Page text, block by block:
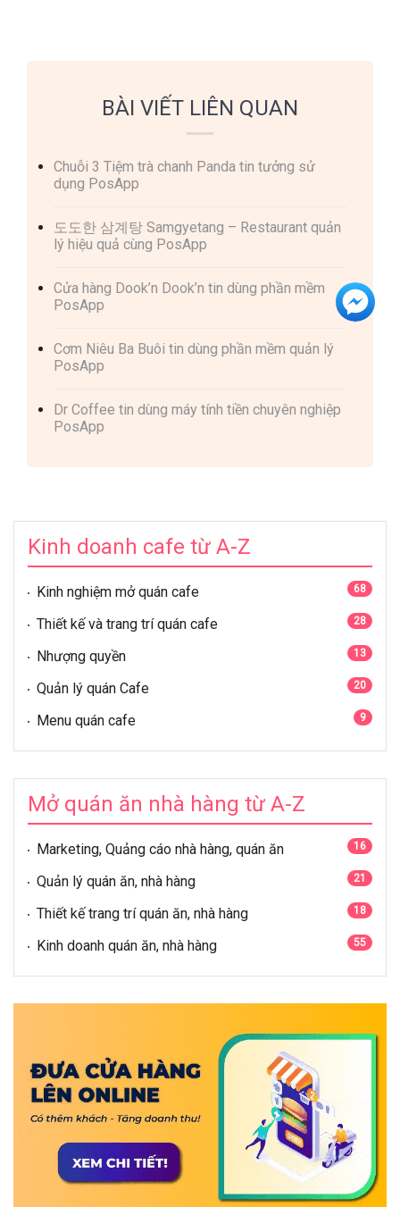
BÀI VIẾT LIÊN QUAN
Chuỗi 3 Tiệm trà chanh Panda tin tưởng sử
dụng PosApp
도도한 삼계탕 Samgyetang – Restaurant quản
lý hiệu quả cùng PosApp
Cửa hàng Dook’n Dook’n tin dùng phần mềm
PosApp
Cơm Niêu Ba Buôi tin dùng phần mềm quản lý
PosApp
Dr Coffee tin dùng máy tính tiền chuyên nghiệp
PosApp
Kinh doanh cafe từ A-Z
Kinh nghiệm mở quán cafe 68
Thiết kế và trang trí quán cafe 28
Nhượng quyền 13
Quản lý quán Cafe 20
Menu quán cafe 9
Mở quán ăn nhà hàng từ A-Z
Marketing, Quảng cáo nhà hàng, quán ăn 16
Quản lý quán ăn, nhà hàng 21
Thiết kế trang trí quán ăn, nhà hàng 18
Kinh doanh quán ăn, nhà hàng 55